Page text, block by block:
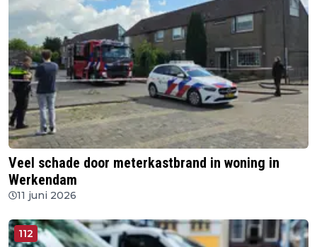
Veel schade door meterkastbrand in woning in
Werkendam
11 juni 2026
112